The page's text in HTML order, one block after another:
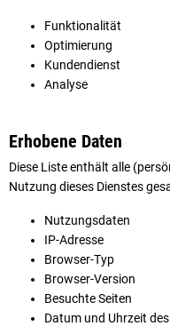
Funktionalität
Optimierung
Kundendienst
Analyse
Erhobene Daten
Diese Liste enthält alle
Nutzung dieses Dienstes
Nutzungsdaten
IP-Adresse
Browser-Typ
Browser-Version
Besuchte Seiten
Datum und Uhrzeit